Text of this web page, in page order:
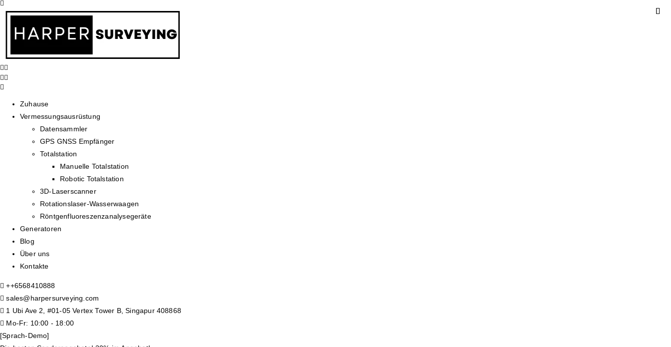
Zuhause
Vermessungsausrüstung
Datensammler
GPS GNSS Empfänger
Totalstation
Manuelle Totalstation
Robotic Totalstation
3D-Laserscanner
Rotationslaser-Wasserwaagen
Röntgenfluoreszenzanalysegeräte
Generatoren
Blog
Über uns
Kontakte
++6568410888
sales@harpersurveying.com
1 Ubi Ave 2, #01-05 Vertex Tower B, Singapur 408868
Mo-Fr: 10:00 - 18:00
[Sprach-Demo]